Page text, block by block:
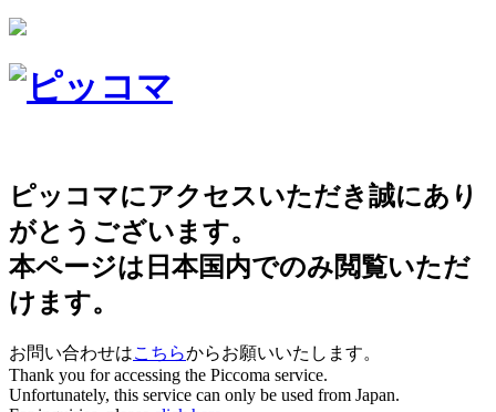
ピッコマにアクセスいただき誠にあり
がとうございます。
本ページは日本国内でのみ閲覧いただ
けます。
お問い合わせはこちらからお願いいたします。
Thank you for accessing the Piccoma service.
Unfortunately, this service can only be used from Japan.